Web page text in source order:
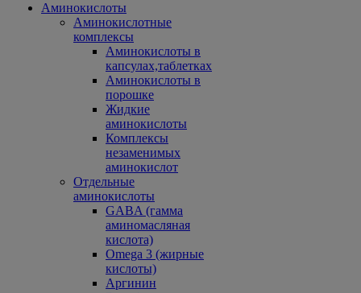
Аминокислоты
Аминокислотные
комплексы
Аминокислоты в
капсулах,таблетках
Аминокислоты в
порошке
Жидкие
аминокислоты
Комплексы
незаменимых
аминокислот
Отдельные
аминокислоты
GABA (гамма
аминомасляная
кислота)
Omega 3 (жирные
кислоты)
Аргинин